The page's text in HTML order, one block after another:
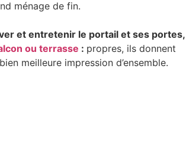
ménage de fin.
et entretenir le portail et ses portes,
ou terrasse : propres, ils donnent
meilleure impression d’ensemble.